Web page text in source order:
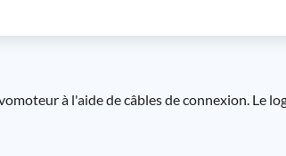
à l'aide de câbles de connexion. Le